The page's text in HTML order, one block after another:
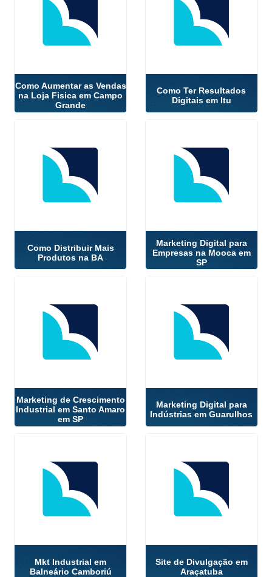
Como Aumentar as Vendas
na Loja Fisica em Campo
Grande
Como Ter Resultados
Digitais em Itu
Como Distribuir Mais
Produtos na BA
Marketing Digital para
Empresas na Mooca em
SP
Marketing de Crescimento
Industrial em Santo Amaro
em SP
Marketing Digital para
Indústrias em Guarulhos
Mkt Industrial em
Balneário Camboriú
Site de Divulgação em
Araçatuba